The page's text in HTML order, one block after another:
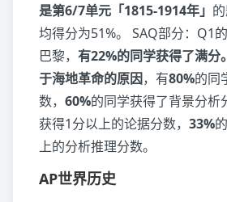
是第6/7单元「1815-1914年」
均得分为51%。 SAQ部分：Q1
巴黎， 有22%的同学获得了满分。
于海地革命的原因，有80%的同
数， 60%的同学获得了背景分析
获得1分以上的论据分数， 33%
上的分析推理分数。
AP世界历史